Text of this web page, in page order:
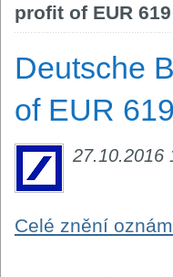
profit of EUR
Deutsche
of EUR
27.10.2016
Celé znění